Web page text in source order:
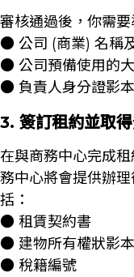
審核通過後，你需
● 公司 (商業) 名稱
● 公司預備使用的
● 負責人身分證影本
3. 簽訂租約並取
在與商務中心完成
務中心將會提供辦
括：
● 租賃契約書
● 建物所有權狀影
● 稅籍編號